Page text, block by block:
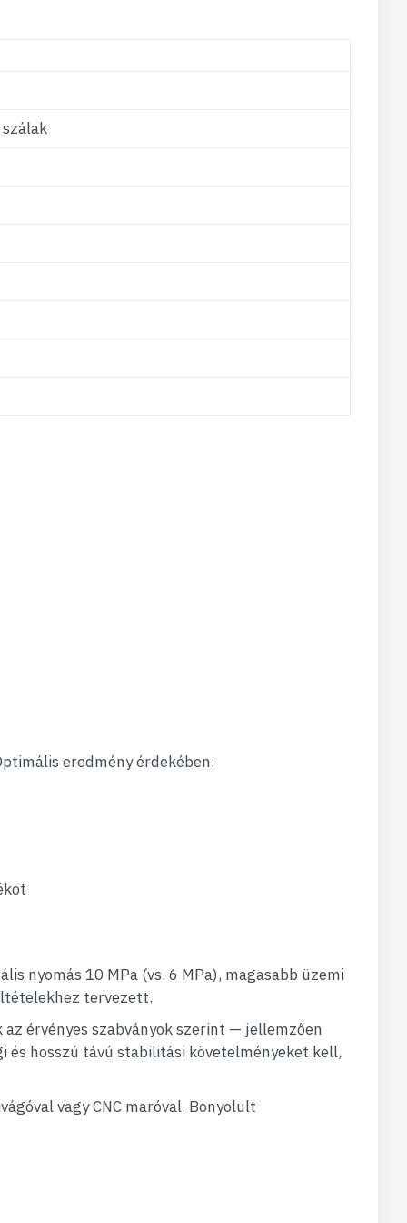
szálak
eredmény érdekében:
nyomás 10 MPa (vs. 6 MPa), magasabb üzemi
tervezett.
érvényes szabványok szerint — jellemzően
hosszú távú stabilitási követelményeket kell,
vagy CNC maróval. Bonyolult